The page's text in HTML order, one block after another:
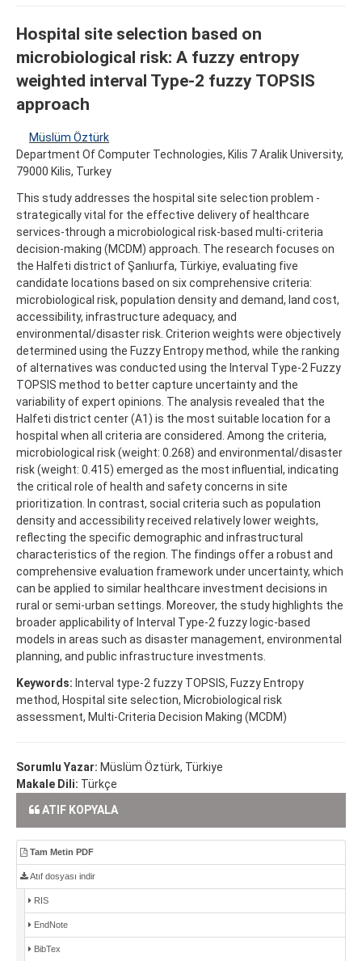
Hospital site selection based on
microbiological risk: A fuzzy entropy
weighted interval Type-2 fuzzy TOPSIS
approach
Müslüm Öztürk
Department Of Computer Technologies, Kilis 7 Aralik University,
79000 Kilis, Turkey
This study addresses the hospital site selection problem -
strategically vital for the effective delivery of healthcare
services-through a microbiological risk-based multi-criteria
decision-making (MCDM) approach. The research focuses on
the Halfeti district of Şanlıurfa, Türkiye, evaluating five
candidate locations based on six comprehensive criteria:
microbiological risk, population density and demand, land cost,
accessibility, infrastructure adequacy, and
environmental/disaster risk. Criterion weights were objectively
determined using the Fuzzy Entropy method, while the ranking
of alternatives was conducted using the Interval Type-2 Fuzzy
TOPSIS method to better capture uncertainty and the
variability of expert opinions. The analysis revealed that the
Halfeti district center (A1) is the most suitable location for a
hospital when all criteria are considered. Among the criteria,
microbiological risk (weight: 0.268) and environmental/disaster
risk (weight: 0.415) emerged as the most influential, indicating
the critical role of health and safety concerns in site
prioritization. In contrast, social criteria such as population
density and accessibility received relatively lower weights,
reflecting the specific demographic and infrastructural
characteristics of the region. The findings offer a robust and
comprehensive evaluation framework under uncertainty, which
can be applied to similar healthcare investment decisions in
rural or semi-urban settings. Moreover, the study highlights the
broader applicability of Interval Type-2 fuzzy logic-based
models in areas such as disaster management, environmental
planning, and public infrastructure investments.
Keywords: Interval type-2 fuzzy TOPSIS, Fuzzy Entropy
method, Hospital site selection, Microbiological risk
assessment, Multi-Criteria Decision Making (MCDM)
Sorumlu Yazar: Müslüm Öztürk, Türkiye
Makale Dili: Türkçe
ATIF KOPYALA
Tam Metin PDF
Atıf dosyası indir
RIS
EndNote
BibTex